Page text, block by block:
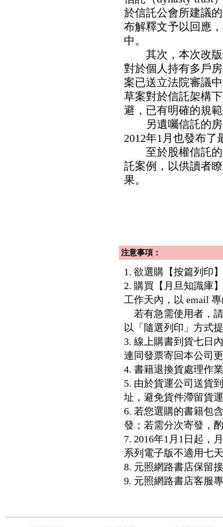
於信託公會所建議
布解釋文予以回應
中。
其次，本次改版
對於個人持有多戶
案已送立法院審議
草案對於信託架構
避，已有明確的規
另遺囑信託的房
2012年1月也發布
至於股權信託的
託案例，以供讀者
果。
注意事項：
1. 欲選購【按篇列印
2. 購買【月旦知識庫
工作天內，以 email
若有急需使用者，請
以「隨選列印」方式
3. 線上購書到貨七日
連同發票寄回本公司
4. 書籍退換貨處理作
5. 由於貨運公司送貨
址，避免貨件滯留貨
6. 若您選購的書籍包
發；若需分次寄發，
7. 2016年1月1日起，
系列電子版不適用七
8. 元照網路書店保留
9. 元照網路書店客服